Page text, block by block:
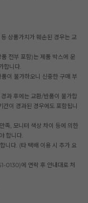
상품가치가 훼손된 경우는 교
전부 포함)는 제품 박스에 운
합니다.
이 불가하오니 신중한 구매 부
과 후에는 교환/반품이 불가합
이 경과된 경우에도 포함됩니
족, 모니터 색상 차이 등에 의한
합니다.
니다. (타 택배 이용 시 추가 요
0130)에 연락 후 안내대로 처